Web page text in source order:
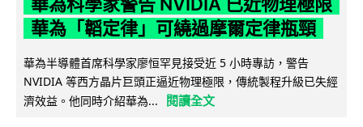
華為「韜定律」可繞過摩爾定律瓶頸
華為半導體首席科學家廖恒罕見接受近 5 小時專訪，警告
NVIDIA 等西方晶片巨頭正逼近物理極限，傳統製程升級已失經
濟效益。他同時介紹華為...
閱讀全文